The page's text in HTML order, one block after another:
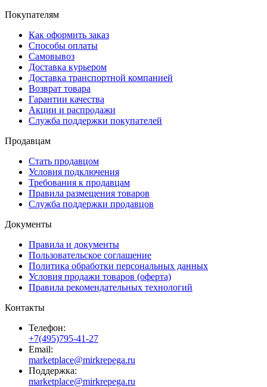
Покупателям
Как оформить заказ
Способы оплаты
Самовывоз
Доставка курьером
Доставка транспортной компанией
Возврат товара
Гарантии качества
Акции и распродажи
Служба поддержки покупателей
Продавцам
Стать продавцом
Условия подключения
Требования к продавцам
Правила размещения товаров
Служба поддержки продавцов
Документы
Правила и документы
Пользовательское соглашение
Политика обработки персональных данных
Условия продажи товаров (оферта)
Правила рекомендательных технологий
Контакты
Телефон:
+7(495)795-41-27
Email:
marketplace@mirkrepega.ru
Поддержка:
marketplace@mirkrepega.ru